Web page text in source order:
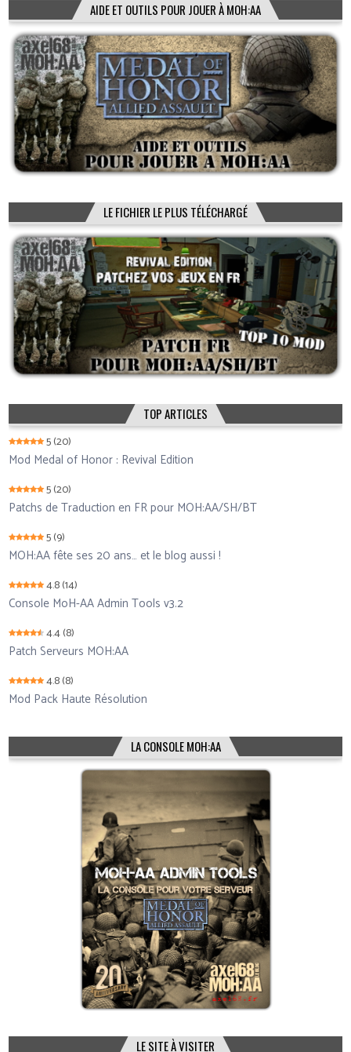
AIDE ET OUTILS POUR JOUER À MOH:AA
LE FICHIER LE PLUS TÉLÉCHARGÉ
TOP ARTICLES
5(20)
Mod Medal of Honor : Revival Edition
5(20)
Patchs de Traduction en FR pour MOH:AA/SH/BT
5(9)
MOH:AA fête ses 20 ans… et le blog aussi !
4.8(14)
Console MoH-AA Admin Tools v3.2
4.4(8)
Patch Serveurs MOH:AA
4.8(8)
Mod Pack Haute Résolution
LA CONSOLE MOH:AA
LE SITE À VISITER